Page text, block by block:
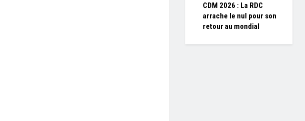
CDM 2026 : La RDC
arrache le nul pour son
retour au mondial